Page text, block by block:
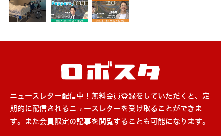
ニュースレター配信中！無料会員登録をしていただくと、定
期的に配信されるニュースレターを受け取ることができま
す。また会員限定の記事を閲覧することも可能になります。